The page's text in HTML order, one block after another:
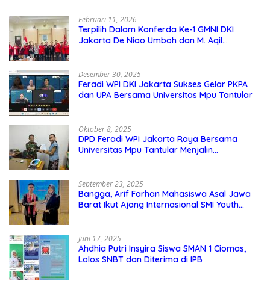
Februari 11, 2026
Terpilih Dalam Konferda Ke-1 GMNI DKI
Jakarta De Niao Umboh dan M. Aqil
Desember 30, 2025
Feradi WPI DKI Jakarta Sukses Gelar PKPA
dan UPA Bersama Universitas Mpu Tantular
Oktober 8, 2025
DPD Feradi WPI Jakarta Raya Bersama
Universitas Mpu Tantular Menjalin
September 23, 2025
Bangga, Arif Farhan Mahasiswa Asal Jawa
Barat Ikut Ajang Internasional SMI Youth
Juni 17, 2025
Ahdhia Putri Insyira Siswa SMAN 1 Ciomas,
Lolos SNBT dan Diterima di IPB